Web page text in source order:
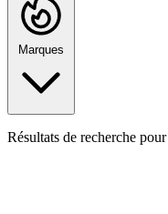
Marques
Résultats de recherche pour